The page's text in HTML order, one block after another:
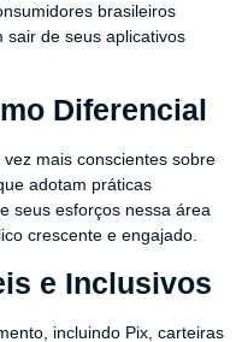
brasileiros
sair de seus aplicativos
Diferencial
mais conscientes sobre
adotam práticas
seus esforços nessa área
crescente e engajado.
e Inclusivos
incluindo Pix, carteiras